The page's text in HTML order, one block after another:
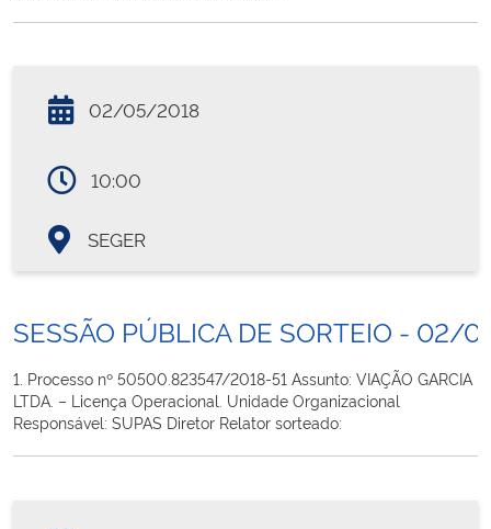
02/05/2018
10:00
SEGER
SESSÃO PÚBLICA DE SORTEIO - 02/
1. Processo nº 50500.823547/2018-51 Assunto: VIAÇÃO GARCIA
LTDA. – Licença Operacional. Unidade Organizacional
Responsável: SUPAS Diretor Relator sorteado: